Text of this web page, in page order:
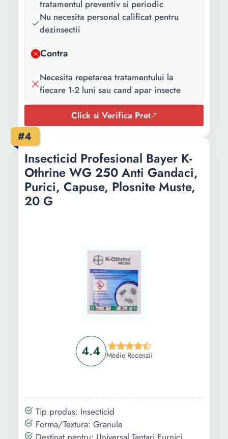
tratamentul preventiv si periodic
Nu necesita personal calificat pentru
dezinsectii
Contra
Necesita repetarea tratamentului la
fiecare 1-2 luni sau cand apar insecte
Click si Verifica Pret
#4
4.4 Medie Recenzii
Insecticid Profesional Bayer K-
Othrine WG 250 Anti Gandaci,
Purici, Capuse, Plosnite Muste,
20 G
Tip produs: Insecticid
Forma/Textura: Granule